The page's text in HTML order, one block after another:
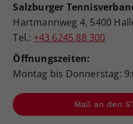
Salzburger
Hartmannweg 4, 5400
Tel.: +43 6245 88 300
Öffnungszeiten:
Montag bis Donnerstag:
Mail an den